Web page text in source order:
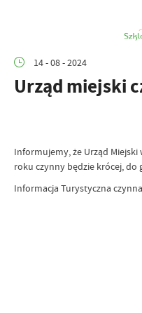
14 - 08 - 2024
Urząd miejski
Informujemy, że Urząd Miejski
roku czynny będzie krócej, do
Informacja Turystyczna